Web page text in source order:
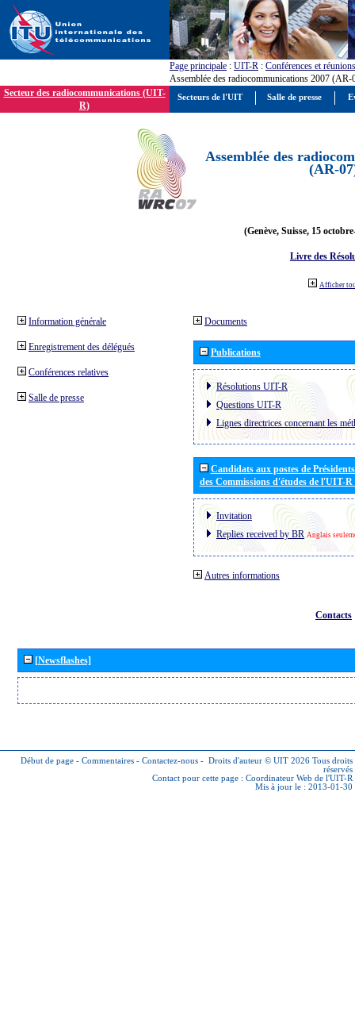
Page principale : UIT-R : Conférences et réunions
Assemblée des radiocommunications 2007 (AR-
Secteur des radiocommunications (UIT-
R)
Assemblée des
(AR-
(Genève, Suisse, 15
Livre des
Afficher
Information générale
Enregistrement des délégués
Conférences relatives
Salle de presse
Documents
Publications
Résolutions UIT-R
Questions UIT-R
Lignes directrices concernant les
Candidats aux postes de
des Commissions d'études de l'UIT-
Invitation
Replies received by BR Anglais
Autres informations
Contacts
[Newsflashes]
Début de page - Commentaires - Contactez-nous - Droits d'auteur © UIT 2026 Tous droits
réservés
Contact pour cette page : Coordinateur Web de l'UIT-R
Mis à jour le : 2013-01-30
Secteurs de l'UIT Salle de presse